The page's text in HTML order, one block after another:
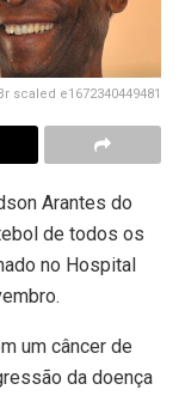
scaled e1672340449481
Arantes do
de todos os
no Hospital
um câncer de
da doença